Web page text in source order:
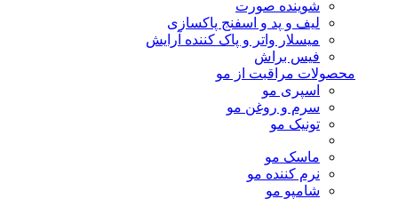
شوینده صورت
لیف و پد و اسفنج پاکسازی
میسلار واتر و پاک کننده آرایش
فیس براش
محصولات مراقبت از مو
اسپری مو
سرم و روغن مو
تونیک مو
ماسک مو
نرم کننده مو
شامپو مو